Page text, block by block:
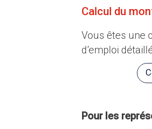
Calcul du
Vous êtes une
d’emploi
Pour les